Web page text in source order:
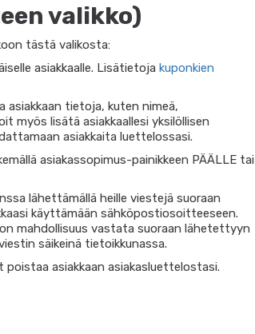
valikko)
tästä valikosta:
asiakkaalle. Lisätietoja kuponkien
asiakkaan tietoja, kuten nimeä,
myös lisätä asiakkaallesi yksilöllisen
asiakkaita luettelossasi.
asiakassopimus-painikkeen PÄÄLLE tai
lähettämällä heille viestejä suoraan
käyttämään sähköpostiosoitteeseen.
mahdollisuus vastata suoraan lähetettyyn
säikeinä tietoikkunassa.
asiakkaan asiakasluettelostasi.